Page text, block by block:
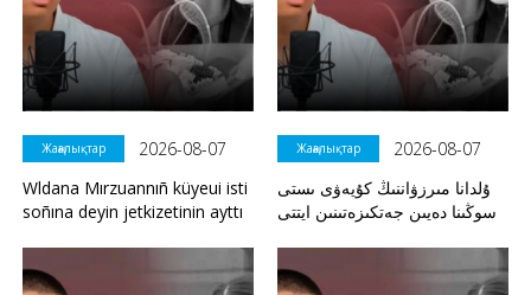
Жаңалықтар
2026-08-07
Wldana Mırzuannıñ küyeui isti
soñına deyin jetkizetinin ayttı
Жаңалықтар
2026-08-07
ۇلدانا مىرزۋاننىڭ كۇيەۋى ىستى
سوڭىنا دەيىن جەتكىزەتىنىن ايتتى